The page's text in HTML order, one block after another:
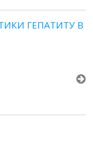
ГЕПАТИТУ В